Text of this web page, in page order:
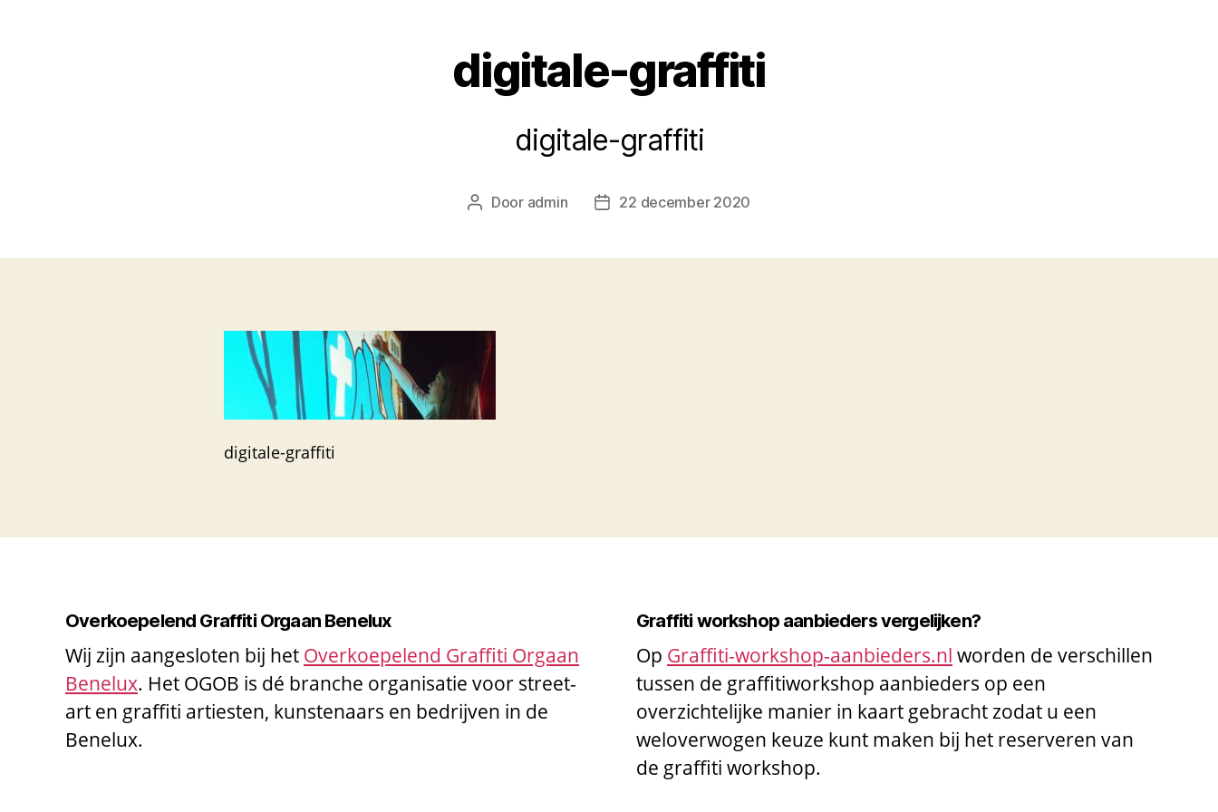
digitale-graffiti
digitale-graffiti
Berichtauteur
Door admin Berichtdatum
22 december 2020
digitale-graffiti
Overkoepelend Graffiti Orgaan Benelux
Wij zijn aangesloten bij het Overkoepelend Graffiti Orgaan
Benelux. Het OGOB is dé branche organisatie voor street-
art en graffiti artiesten, kunstenaars en bedrijven in de
Benelux.
Graffiti workshop aanbieders vergelijken?
Op Graffiti-workshop-aanbieders.nl worden de verschillen
tussen de graffitiworkshop aanbieders op een
overzichtelijke manier in kaart gebracht zodat u een
weloverwogen keuze kunt maken bij het reserveren van
de graffiti workshop.